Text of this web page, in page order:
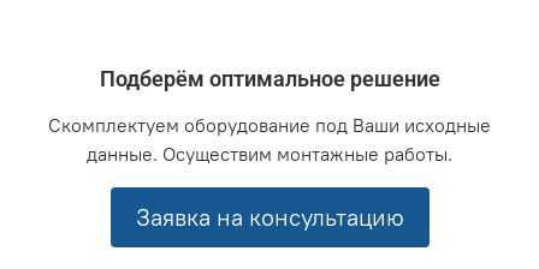
Подберём оптимальное решение
Скомплектуем оборудование под Ваши исходные
данные. Осуществим монтажные работы.
Заявка на консультацию